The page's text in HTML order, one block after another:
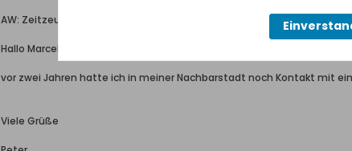
AW: Zeitzeugen gesucht: 1. September 1939 - Westerplatte
Hallo Marcel,
vor zwei Jahren hatte ich in meiner Nachbarstadt noch Kontakt mit
Viele Grüße